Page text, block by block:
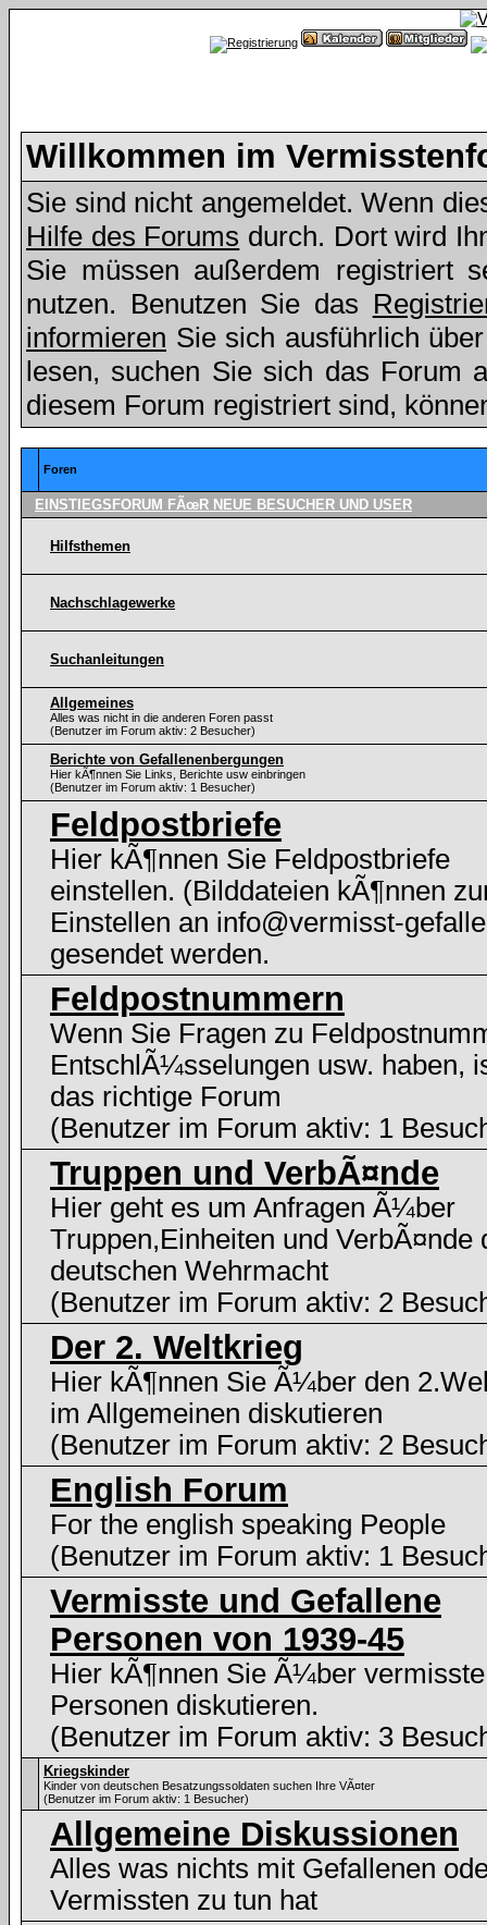
Willkommen im
Sie sind nicht angemeldet. Wenn
Hilfe des Forums durch. Dort wird
Sie müssen außerdem registriert
nutzen. Benutzen Sie das
informieren Sie sich ausführlich
lesen, suchen Sie sich das Forum
diesem Forum registriert sind,
Foren
EINSTIEGSFORUM FÃœR NEUE BESUCHER UND USER
Hilfsthemen
Nachschlagewerke
Suchanleitungen
Allgemeines
Alles was nicht in die anderen Foren passt
(Benutzer im Forum aktiv: 2 Besucher)
Berichte von Gefallenenbergungen
Hier kÃ¶nnen Sie Links, Berichte usw einbringen
(Benutzer im Forum aktiv: 1 Besucher)
Feldpostbriefe
Hier kÃ¶nnen Sie Feldpostbriefe
einstellen. (Bilddateien kÃ¶nnen
Einstellen an info@vermisst-
gesendet werden.
Feldpostnummern
Wenn Sie Fragen zu
EntschlÃ¼sselungen usw. haben,
das richtige Forum
(Benutzer im Forum aktiv: 1
Truppen und VerbÃ¤nde
Hier geht es um Anfragen Ã¼ber
Truppen,Einheiten und VerbÃ¤nde
deutschen Wehrmacht
(Benutzer im Forum aktiv: 2
Der 2. Weltkrieg
Hier kÃ¶nnen Sie Ã¼ber den
im Allgemeinen diskutieren
(Benutzer im Forum aktiv: 2
English Forum
For the english speaking People
(Benutzer im Forum aktiv: 1
Vermisste und Gefallene
Personen von 1939-45
Hier kÃ¶nnen Sie Ã¼ber vermisste
Personen diskutieren.
(Benutzer im Forum aktiv: 3
Kriegskinder
Kinder von deutschen Besatzungssoldaten suchen Ihre VÃ¤ter
(Benutzer im Forum aktiv: 1 Besucher)
Allgemeine Diskussionen
Alles was nichts mit Gefallenen
Vermissten zu tun hat